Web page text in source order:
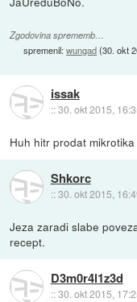
Zgodovina sprememb…
spremenil:wungad(30. okt
issak
::30. okt 2015,
Huh hitr prodat
Shkorc
::30. okt 2015,
Jeza zaradi slabe
recept.
D3m0r4l1z3d
::30. okt 2015,